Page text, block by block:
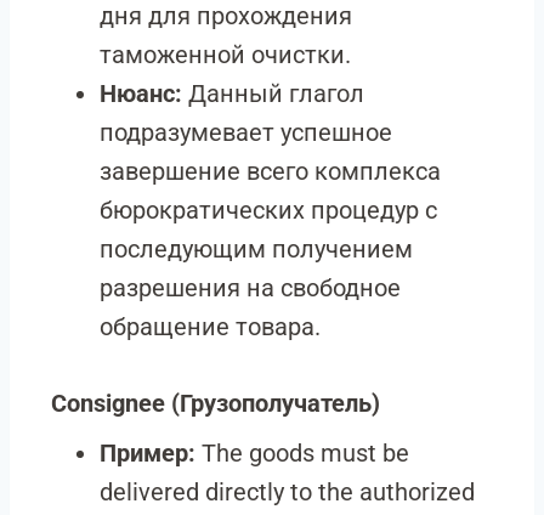
дня для прохождения
таможенной очистки.
Нюанс: Данный глагол
подразумевает успешное
завершение всего комплекса
бюрократических процедур с
последующим получением
разрешения на свободное
обращение товара.
Consignee (Грузополучатель)
Пример: The goods must be
delivered directly to the authorized